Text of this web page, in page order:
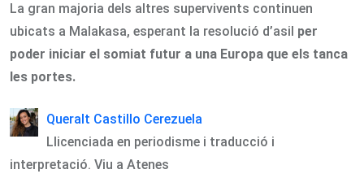
La gran majoria dels altres supervivents continuen
ubicats a Malakasa, esperant la resolució d’asil per
poder iniciar el somiat futur a una Europa que els tanca
les portes.
Queralt Castillo Cerezuela
Llicenciada en periodisme i traducció i
interpretació. Viu a Atenes